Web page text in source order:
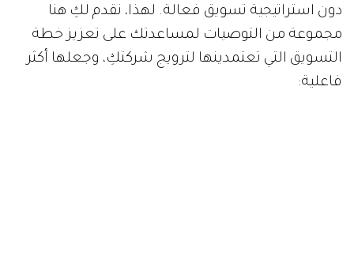
دون استراتيجية تسويق فعالة. لهذا، نقدم لكِ هنا
مجموعة من التوصيات لمساعدتك على تعزيز خطة
التسويق التي تعتمدينها لترويج شركتكِ، وجعلها أكثر
فاعلية: